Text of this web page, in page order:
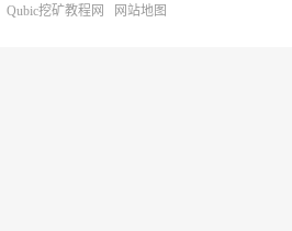
Qubic挖矿教程网 网站地图